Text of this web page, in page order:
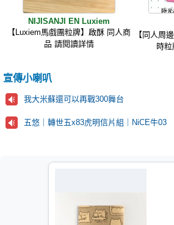
NIJISANJI EN Luxiem
【Luxiem馬戲團粒牌】啟酥 同人商
品 請閱讀詳情
【同人周
時
宣傳小喇叭
我大米蘇還可以再戰300舞台
五悠｜轉世五x83虎明信片組｜NiCE牛03